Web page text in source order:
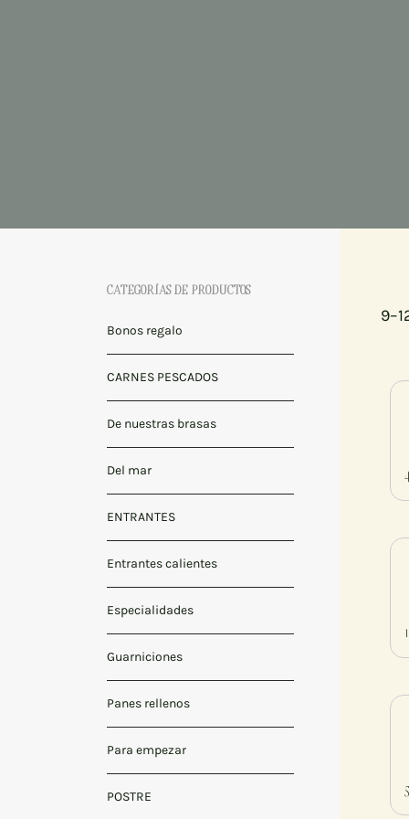
CATEGORÍAS DE PRODUCTOS
Bonos regalo
CARNES PESCADOS
De nuestras brasas
Del mar
ENTRANTES
Entrantes calientes
Especialidades
Guarniciones
Panes rellenos
Para empezar
POSTRE